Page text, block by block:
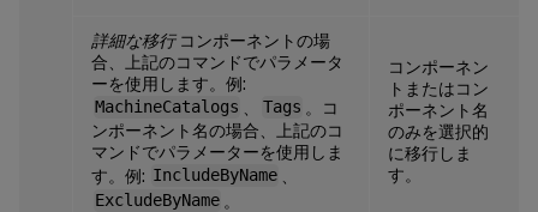
詳細な移行コンポーネントの場
合、上記のコマンドでパラメータ
ーを使用します。例:
MachineCatalogs
Tags 。コ
ンポーネント名の場合、上記のコ
マンドでパラメーターを使用しま
す。例: IncludeByName
ExcludeByName 。
コンポーネン
トまたはコン
ポーネント名
のみを選択的
に移行しま
す。